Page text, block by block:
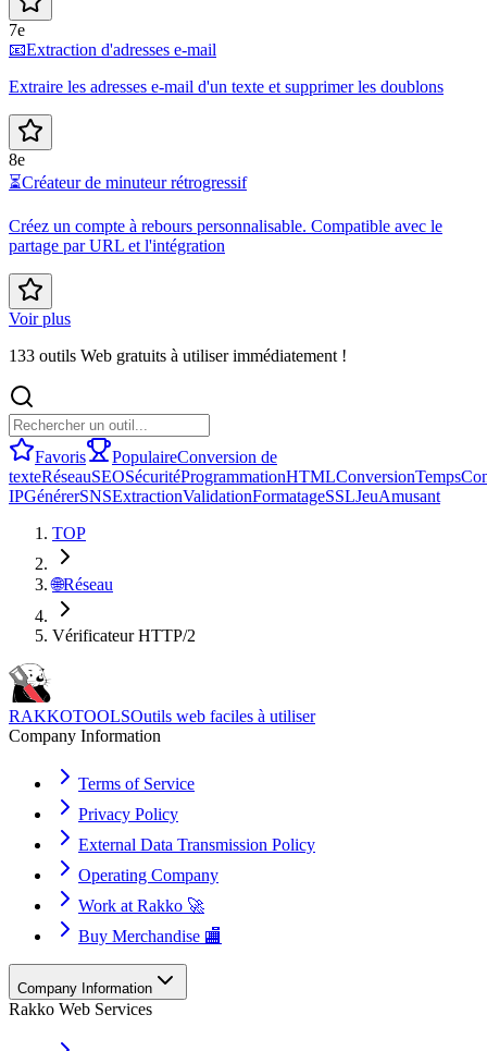
7e
📧Extraction d'adresses e-mail
Extraire les adresses e-mail d'un texte et supprimer les doublons
8e
⏳Créateur de minuteur rétrogressif
Créez un compte à rebours personnalisable. Compatible avec le
partage par URL et l'intégration
Voir plus
133 outils Web gratuits à utiliser immédiatement !
Favoris PopulaireConversion de
texteRéseauSEOSécuritéProgrammationHTMLConversionTemps
IPGénérerSNSExtractionValidationFormatageSSLJeuAmusant
TOP
🌐Réseau
Vérificateur HTTP/2
RAKKOTOOLSOutils web faciles à utiliser
Company Information
Terms of Service
Privacy Policy
External Data Transmission Policy
Operating Company
Work at Rakko 🚀
Buy Merchandise 🏬
Company Information
Rakko Web Services